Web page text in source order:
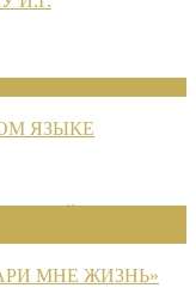
ЯЗЫКЕ
МНЕ ЖИЗНЬ»